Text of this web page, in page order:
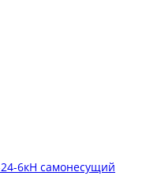
24-6кН самонесущий